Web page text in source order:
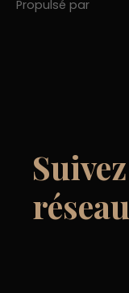
Propulsé par